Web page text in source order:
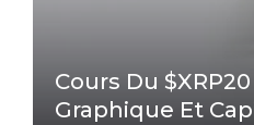
Cours Du $XRP20
Graphique Et